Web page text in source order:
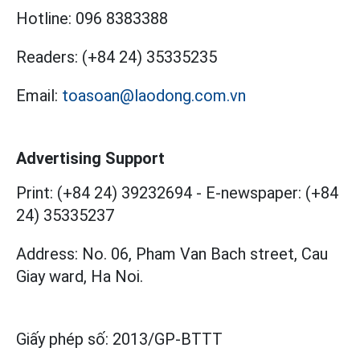
Hotline: 096 8383388
Readers: (+84 24) 35335235
Email: toasoan@laodong.com.vn
Advertising Support
Print: (+84 24) 39232694 - E-newspaper: (+84
24) 35335237
Address: No. 06, Pham Van Bach street, Cau
Giay ward, Ha Noi.
Giấy phép số: 2013/GP-BTTT